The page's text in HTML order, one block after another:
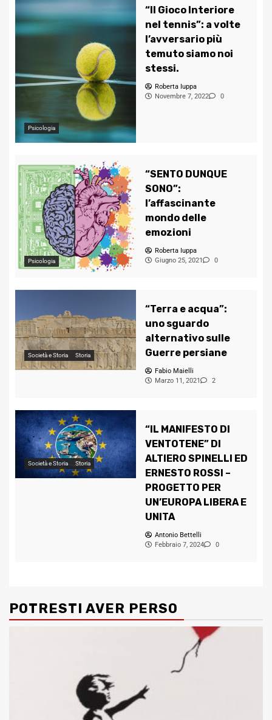
Psicologia
“Il Gioco Interiore
nel tennis”: a volte
l’avversario più
temuto siamo noi
stessi.
Roberta Iuppa
Novembre 7, 2022
0
Psicologia
“SENTO DUNQUE
SONO”:
l’affascinante
mondo delle
emozioni
Roberta Iuppa
Giugno 25, 2021
0
Società e Storia Storia
“Terra e acqua”:
uno sguardo
alternativo sulle
Guerre persiane
Fabio Maielli
Marzo 11, 2021
2
Società e Storia Storia
“IL MANIFESTO DI
VENTOTENE” DI
ALTIERO SPINELLI ED
ERNESTO ROSSI –
PROGETTO PER
UN’EUROPA LIBERA E
UNITA
Antonio Bettelli
Febbraio 7, 2024
0
POTRESTI AVER PERSO